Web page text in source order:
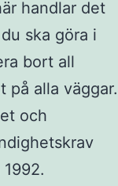
handlar det
ska göra i
bort all
alla väggar.
och